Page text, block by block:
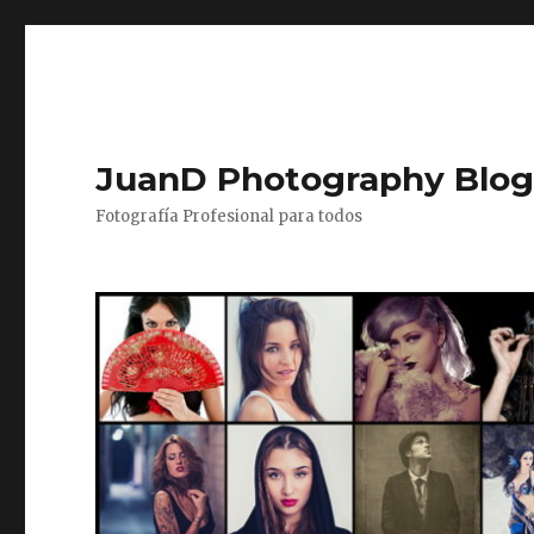
JuanD Photography Blog
Fotografía Profesional para todos